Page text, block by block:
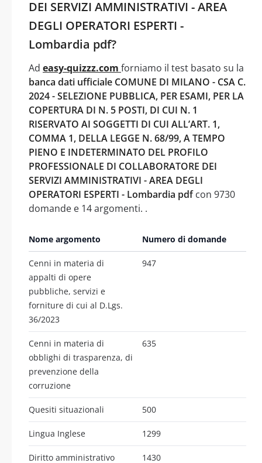
DEI SERVIZI AMMINISTRATIVI - AREA
DEGLI OPERATORI ESPERTI -
Lombardia pdf?
Ad easy-quizzz.com forniamo il test basato su la
banca dati ufficiale COMUNE DI MILANO - CSA C.
2024 - SELEZIONE PUBBLICA, PER ESAMI, PER LA
COPERTURA DI N. 5 POSTI, DI CUI N. 1
RISERVATO AI SOGGETTI DI CUI ALL’ART. 1,
COMMA 1, DELLA LEGGE N. 68/99, A TEMPO
PIENO E INDETERMINATO DEL PROFILO
PROFESSIONALE DI COLLABORATORE DEI
SERVIZI AMMINISTRATIVI - AREA DEGLI
OPERATORI ESPERTI - Lombardia pdfcon 9730
domande e 14 argomenti. .
Nome argomento Numero di domande
Cenni in materia di
appalti di opere
pubbliche, servizi e
forniture di cui al D.Lgs.
36/2023
947
Cenni in materia di
obblighi di trasparenza, di
prevenzione della
corruzione
635
Quesiti situazionali 500
Lingua Inglese 1299
Diritto amministrativo 1430